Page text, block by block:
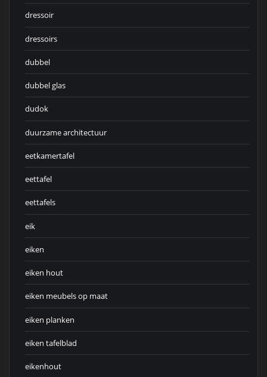
dressoir
dressoirs
dubbel
dubbel glas
dudok
duurzame architectuur
eetkamertafel
eettafel
eettafels
eik
eiken
eiken hout
eiken meubels op maat
eiken planken
eiken tafelblad
eikenhout